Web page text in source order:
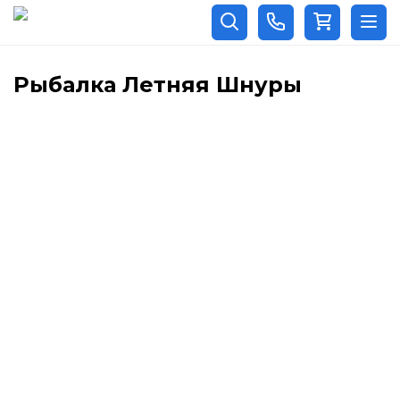
Рыбалка Летняя Шнуры